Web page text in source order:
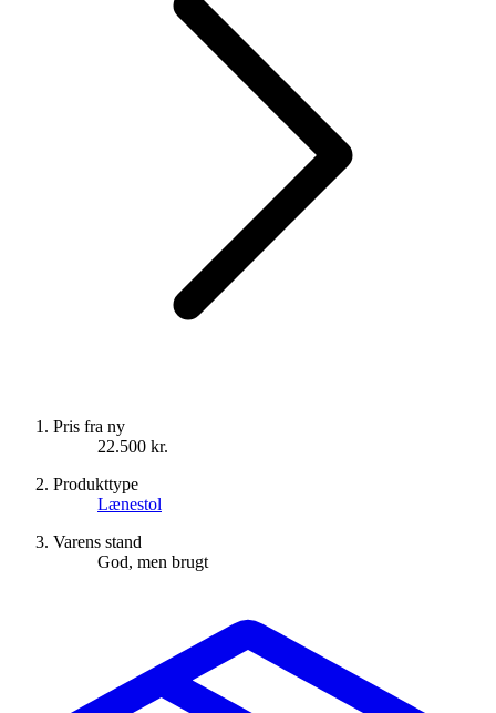
Pris fra ny
22.500 kr.
Produkttype
Lænestol
Varens stand
God, men brugt